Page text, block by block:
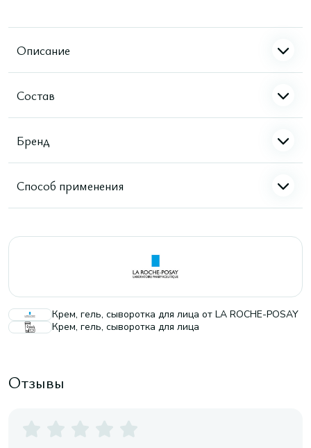
Описание
Состав
Бренд
Способ применения
Крем, гель, сыворотка для лица от LA ROCHE-POSAY
Крем, гель, сыворотка для лица
Отзывы